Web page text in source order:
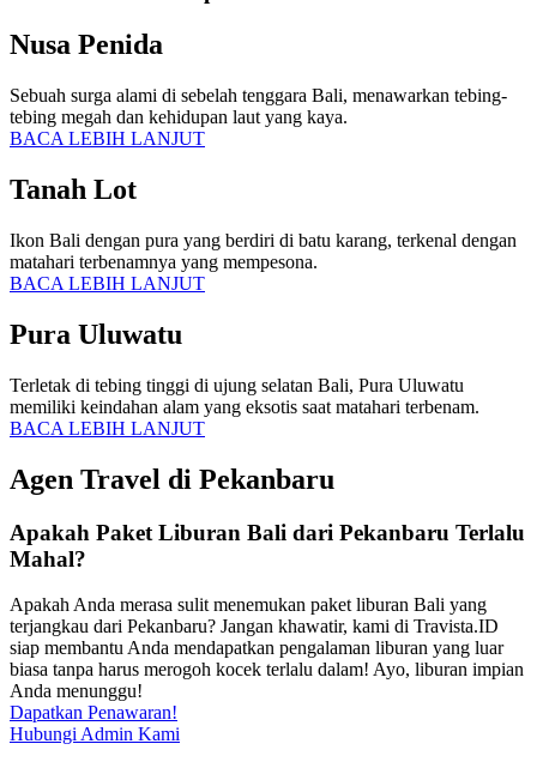
Nusa Penida
Sebuah surga alami di sebelah tenggara Bali, menawarkan tebing-
tebing megah dan kehidupan laut yang kaya.
BACA LEBIH LANJUT
Tanah Lot
Ikon Bali dengan pura yang berdiri di batu karang, terkenal dengan
matahari terbenamnya yang mempesona.
BACA LEBIH LANJUT
Pura Uluwatu
Terletak di tebing tinggi di ujung selatan Bali, Pura Uluwatu
memiliki keindahan alam yang eksotis saat matahari terbenam.
BACA LEBIH LANJUT
Agen Travel di Pekanbaru
Apakah Paket Liburan Bali dari Pekanbaru Terlalu
Mahal?
Apakah Anda merasa sulit menemukan paket liburan Bali yang
terjangkau dari Pekanbaru? Jangan khawatir, kami di Travista.ID
siap membantu Anda mendapatkan pengalaman liburan yang luar
biasa tanpa harus merogoh kocek terlalu dalam! Ayo, liburan impian
Anda menunggu!
Dapatkan Penawaran!
Hubungi Admin Kami